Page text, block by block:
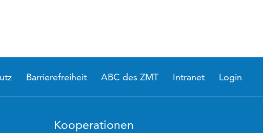
Barrierefreiheit ABC des ZMT Intranet Login
Kooperationen